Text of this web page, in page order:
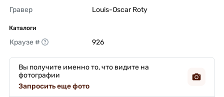
Гравер
Louis-Oscar Roty
Каталоги
Краузе # 926
Вы получите именно то, что видите на
фотографии
Запросить еще фото